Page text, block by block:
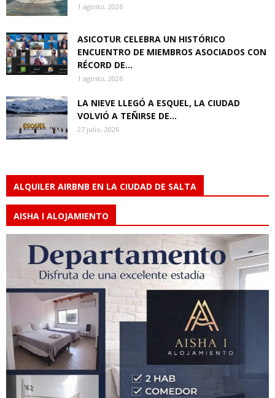
1 agosto, 2026
ASICOTUR CELEBRA UN HISTÓRICO
ENCUENTRO DE MIEMBROS ASOCIADOS CON
RÉCORD DE...
1 agosto, 2026
LA NIEVE LLEGÓ A ESQUEL, LA CIUDAD
VOLVIÓ A TEÑIRSE DE...
27 julio, 2026
ALQUILER AIRBNB EN LA CIUDAD DE SALTA
AISHA I ALOJAMIENTO